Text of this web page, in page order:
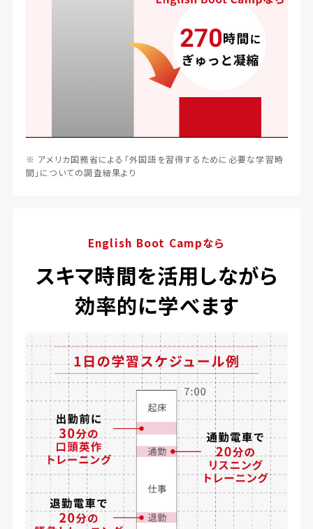
※ アメリカ国務省による「外国語を習得するために必要な学習時
間」についての調査結果より
English Boot Campなら
スキマ時間を活用しながら
効率的に学べます